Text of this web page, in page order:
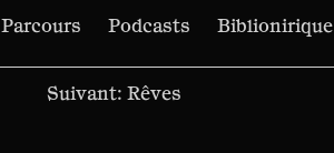
Parcours Podcasts Biblionirique
Suivant: Rêves